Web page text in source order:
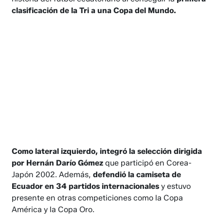
clasificación de la Tri a una Copa del Mundo.
Como lateral izquierdo, integró la selección dirigida
por Hernán Darío Gómez que participó en Corea-
Japón 2002. Además,defendió la camiseta de
Ecuador en 34 partidos internacionales y estuvo
presente en otras competiciones como la Copa
América y la Copa Oro.